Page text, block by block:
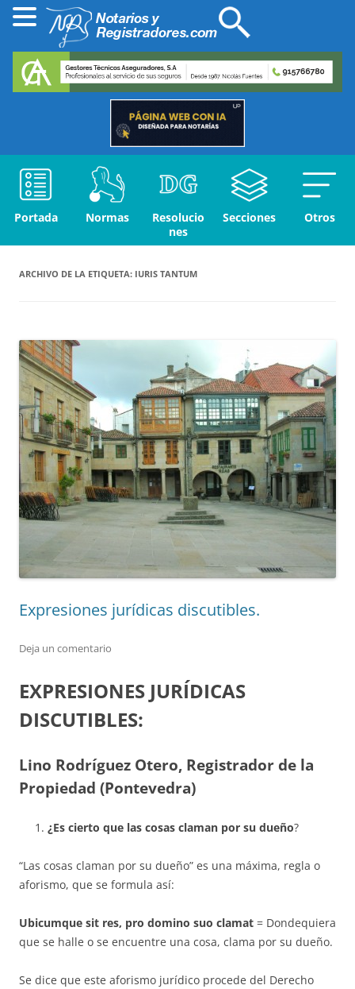
Portada Normas
Resolucio
nes
Secciones Otros
ARCHIVO DE LA ETIQUETA: IURIS TANTUM
Expresiones jurídicas discutibles.
Deja un comentario
EXPRESIONES JURÍDICAS
DISCUTIBLES:
Lino Rodríguez Otero, Registrador de la
Propiedad (Pontevedra)
¿Es cierto que las cosas claman por su dueño?
“Las cosas claman por su dueño” es una máxima, regla o
aforismo, que se formula así:
Ubicumque sit res, pro domino suo clamat = Dondequiera
que se halle o se encuentre una cosa, clama por su dueño.
Se dice que este aforismo jurídico procede del Derecho